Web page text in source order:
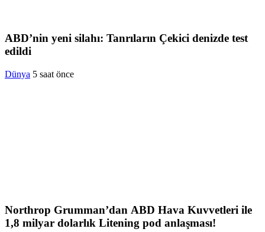
ABD’nin yeni silahı: Tanrıların Çekici denizde test
edildi
Dünya 5 saat önce
Northrop Grumman’dan ABD Hava Kuvvetleri ile
1,8 milyar dolarlık Litening pod anlaşması!